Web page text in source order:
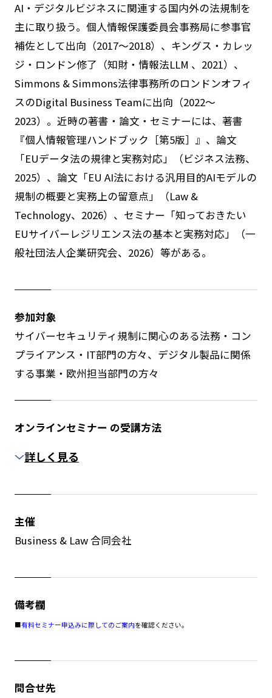
AI・デジタルビジネスに関連する国内外の法規制を
主に取り扱う。個人情報保護委員会事務局に参事官
補佐として出向（2017～2018）、キングス・カレッ
ジ・ロンドン修了（知財・情報法LLM 、2021）、
Simmons & Simmons法律事務所のロンドンオフィ
スのDigital Business Teamに出向（2022～
2023）。近時の著書・論文・セミナーには、著書
『個人情報管理ハンドブック［第5版］』、論文
「EUデータ法の規律と実務対応」（ビジネス法務、
2025）、論文「EU AI法における汎用目的AIモデルの
規制の概要と実務上の留意点」（Law &
Technology、2026）、セミナー「知っておきたい
EUサイバーレジリエンス法の基本と実務対応」（一
般社団法人企業研究会、2026）等がある。
参加対象
サイバーセキュリティ規制に関心のある法務・コン
プライアンス・IT部門の方々、デジタル製品に関係
する事業・欧州担当部門の方々
オンラインセミナー の受講方法
詳しく見る
主催
Business & Law 合同会社
備考欄
■有料セミナー申込みに際してのご案内を確認ください。
問合せ先